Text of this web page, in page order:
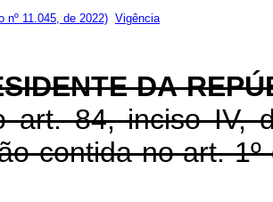
nº 11.045, de 2022) Vigência
DA
art. 84, inciso IV,
contida no art.